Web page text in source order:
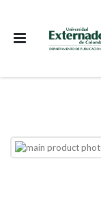
Skip
to
Skip
to